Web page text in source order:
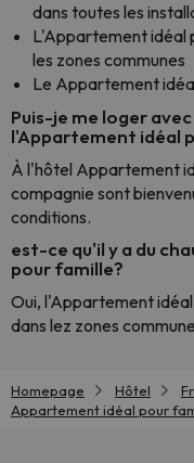
dans toutes les
L'Appartement idéal
les zones communes
Le Appartement
Puis-je me loger
l'Appartement idéal
À l'hôtel Appartement
compagnie sont
conditions.
est-ce qu'il y a du
pour famille?
Oui, l'Appartement
dans lez zones
Homepage Hôtel
Appartement idéal pour